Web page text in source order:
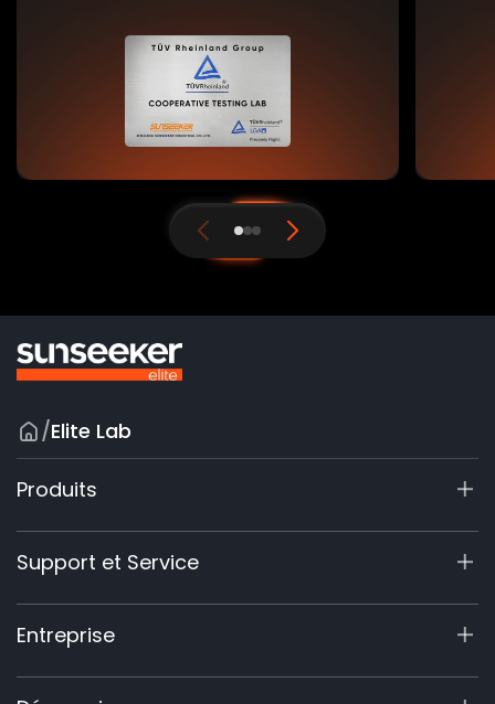
/Elite Lab
Produits
X7 / X7 Plus Gen 2
X9 Série
X5 Gen 2
X3 Gen 2
Accessoires
Support et Service
Centre de Support
Enregistrement de Garantie
Demande de Produit
Entreprise
À Propos de Nous